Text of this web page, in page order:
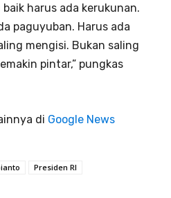
harus ada kerukunan.
paguyuban. Harus ada
mengisi. Bukan saling
pintar,” pungkas
di Google News
Presiden RI